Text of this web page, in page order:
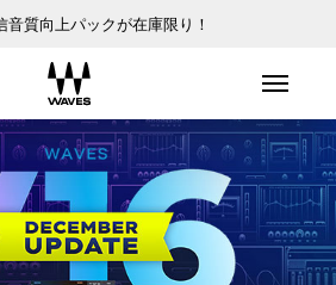
音質向上パックが在庫限り！